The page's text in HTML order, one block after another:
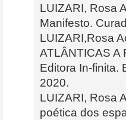
LUIZARI, Rosa
Manifesto.
LUIZARI,Rosa
ATLÂNTICAS A
Editora In-finita.
2020.
LUIZARI, Rosa
poética dos